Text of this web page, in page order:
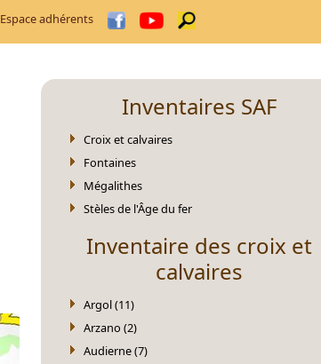
Espace adhérents
Inventaires SAF
Croix et calvaires
Fontaines
Mégalithes
Stèles de l'Âge du fer
Inventaire des croix et
calvaires
Argol (11)
Arzano (2)
Audierne (7)